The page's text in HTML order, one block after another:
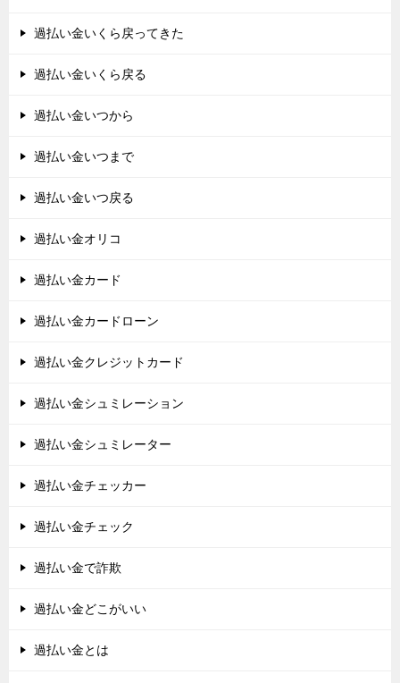
過払い金いくら戻ってきた
過払い金いくら戻る
過払い金いつから
過払い金いつまで
過払い金いつ戻る
過払い金オリコ
過払い金カード
過払い金カードローン
過払い金クレジットカード
過払い金シュミレーション
過払い金シュミレーター
過払い金チェッカー
過払い金チェック
過払い金で詐欺
過払い金どこがいい
過払い金とは